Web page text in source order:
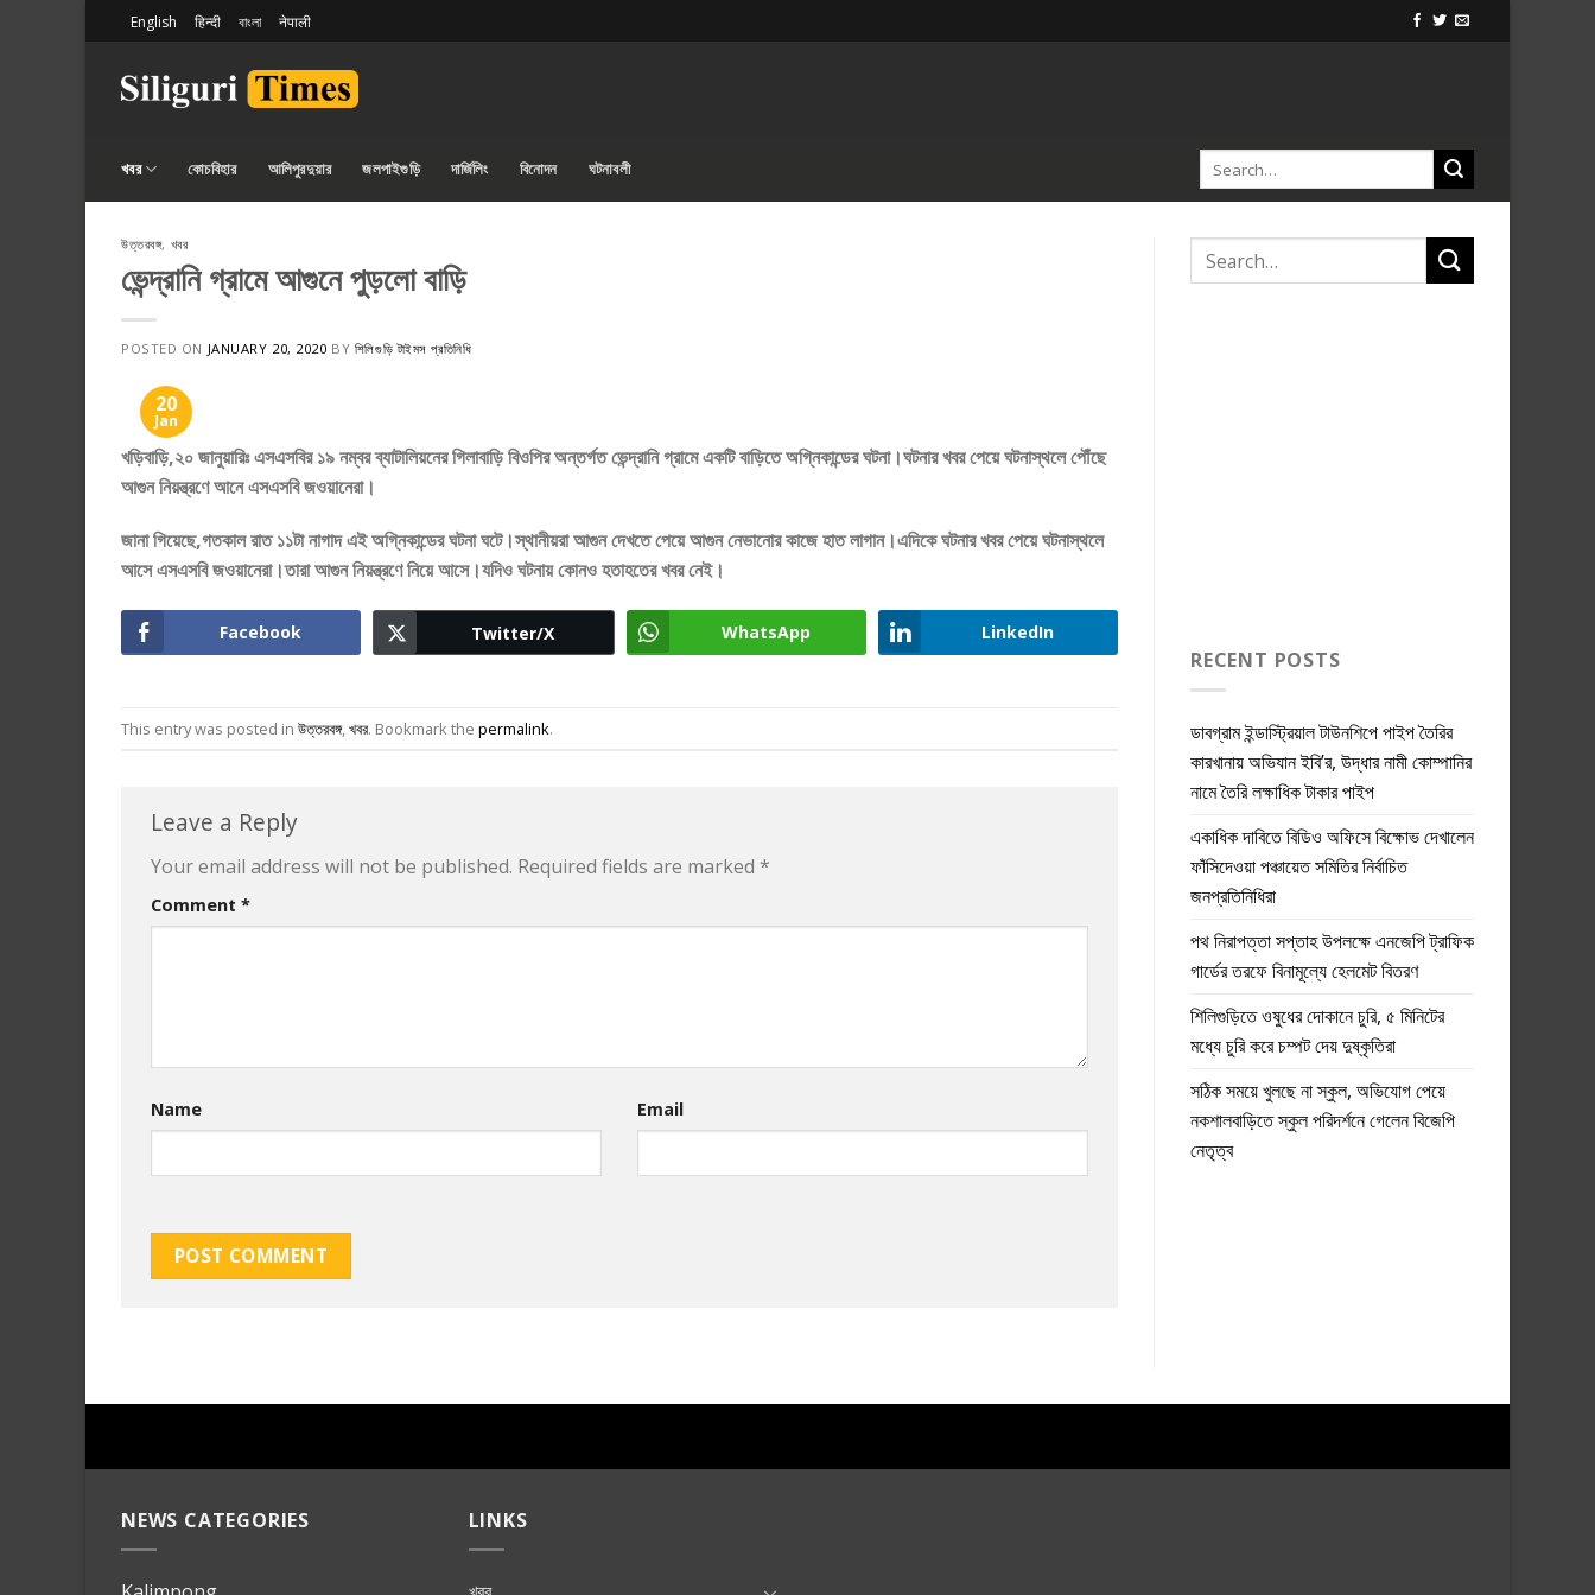
content
English हिन्दी বাংলা नेपाली
খবর কোচবিহার আলিপুরদুয়ার জলপাইগুড়ি দার্জিলিং বিনোদন ঘটনাবলী
উত্তরবঙ্গ, খবর
ভেন্দ্রানি গ্রামে আগুনে পুড়লো বাড়ি
POSTED ON JANUARY 20, 2020 BY শিলিগুড়ি টাইমস প্রতিনিধি
20
Jan
খড়িবাড়ি,২০ জানুয়ারিঃ এসএসবির ১৯ নম্বর ব্যাটালিয়নের গিলাবাড়ি বিওপির অন্তর্গত ভেন্দ্রানি গ্রামে একটি বাড়িতে অগ্নিকান্ডের ঘটনা।ঘটনার খবর পেয়ে ঘটনাস্থলে পৌঁছে
আগুন নিয়ন্ত্রণে আনে এসএসবি জওয়ানেরা।
জানা গিয়েছে,গতকাল রাত ১১টা নাগাদ এই অগ্নিকান্ডের ঘটনা ঘটে।স্থানীয়রা আগুন দেখতে পেয়ে আগুন নেভানোর কাজে হাত লাগান।এদিকে ঘটনার খবর পেয়ে ঘটনাস্থলে
আসে এসএসবি জওয়ানেরা।তারা আগুন নিয়ন্ত্রণে নিয়ে আসে।যদিও ঘটনায় কোনও হতাহতের খবর নেই।
Facebook Twitter/X WhatsApp LinkedIn
This entry was posted in উত্তরবঙ্গ, খবর. Bookmark the permalink.
Leave a Reply
Your email address will not be published. Required fields are marked *
Comment *
Name Email
RECENT POSTS
ডাবগ্রাম ইন্ডাস্ট্রিয়াল টাউনশিপে পাইপ তৈরির
কারখানায় অভিযান ইবি’র, উদ্ধার নামী কোম্পানির
নামে তৈরি লক্ষাধিক টাকার পাইপ
একাধিক দাবিতে বিডিও অফিসে বিক্ষোভ দেখালেন
ফাঁসিদেওয়া পঞ্চায়েত সমিতির নির্বাচিত
জনপ্রতিনিধিরা
পথ নিরাপত্তা সপ্তাহ উপলক্ষে এনজেপি ট্রাফিক
গার্ডের তরফে বিনামূল্যে হেলমেট বিতরণ
শিলিগুড়িতে ওষুধের দোকানে চুরি, ৫ মিনিটের
মধ্যে চুরি করে চম্পট দেয় দুষ্কৃতিরা
সঠিক সময়ে খুলছে না স্কুল, অভিযোগ পেয়ে
নকশালবাড়িতে স্কুল পরিদর্শনে গেলেন বিজেপি
নেতৃত্ব
NEWS CATEGORIES LINKS